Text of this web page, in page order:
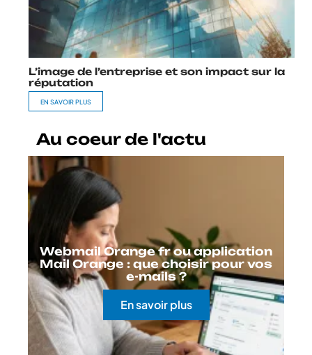
L’image de l’entreprise et son impact sur la
réputation
EN SAVOIR PLUS
Au coeur de l'actu
Webmail Orange fr ou application
Mail Orange : que choisir pour vos
e-mails ?
En savoir plus